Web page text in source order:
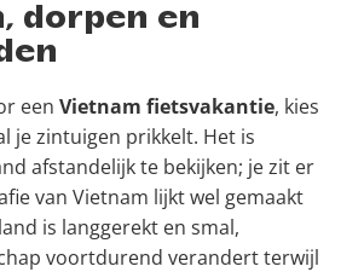
dorpen en
een Vietnam fietsvakantie, kies
je zintuigen prikkelt. Het is
afstandelijk te bekijken; je zit er
van Vietnam lijkt wel gemaakt
is langgerekt en smal,
voortdurend verandert terwijl